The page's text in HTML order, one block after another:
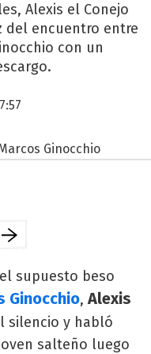
Alexis el Conejo
del encuentro entre
con un
supuesto beso
Ginocchio,Alexis
silencio y habló
salteño luego